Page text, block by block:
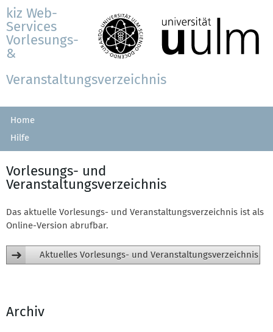
kiz Web-
Services
Vorlesungs-
&
Veranstaltungsverzeichnis
Home
Hilfe
Vorlesungs- und
Veranstaltungsverzeichnis
Das aktuelle Vorlesungs- und Veranstaltungsverzeichnis ist als
Online-Version abrufbar.
Aktuelles Vorlesungs- und Veranstaltungsverzeichnis
Archiv